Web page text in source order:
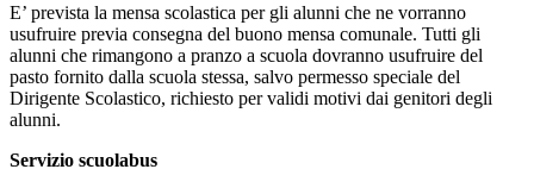
E’ prevista la mensa scolastica per gli alunni che ne vorranno
usufruire previa consegna del buono mensa comunale. Tutti gli
alunni che rimangono a pranzo a scuola dovranno usufruire del
pasto fornito dalla scuola stessa, salvo permesso speciale del
Dirigente Scolastico, richiesto per validi motivi dai genitori degli
alunni.
Servizio scuolabus